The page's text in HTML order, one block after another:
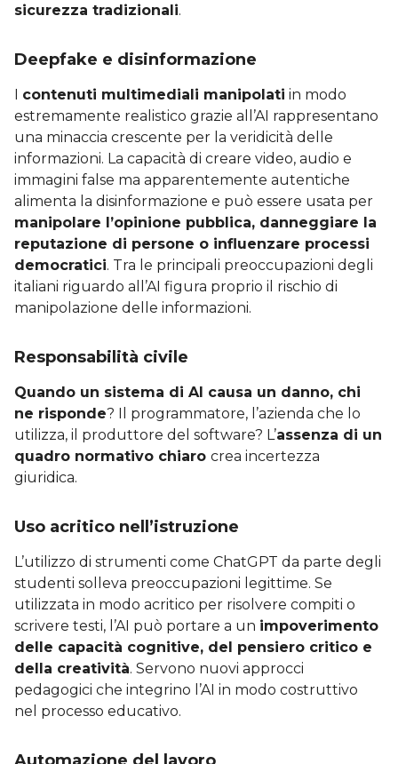
sicurezza tradizionali.
Deepfake e disinformazione
I contenuti multimediali manipolati in modo
estremamente realistico grazie all’AI rappresentano
una minaccia crescente per la veridicità delle
informazioni. La capacità di creare video, audio e
immagini false ma apparentemente autentiche
alimenta la disinformazione e può essere usata per
manipolare l’opinione pubblica, danneggiare la
reputazione di persone o influenzare processi
democratici. Tra le principali preoccupazioni degli
italiani riguardo all’AI figura proprio il rischio di
manipolazione delle informazioni.
Responsabilità civile
Quando un sistema di AI causa un danno, chi
ne risponde? Il programmatore, l’azienda che lo
utilizza, il produttore del software? L’assenza di un
quadro normativo chiaro crea incertezza
giuridica.
Uso acritico nell’istruzione
L’utilizzo di strumenti come ChatGPT da parte degli
studenti solleva preoccupazioni legittime. Se
utilizzata in modo acritico per risolvere compiti o
scrivere testi, l’AI può portare a un impoverimento
delle capacità cognitive, del pensiero critico e
della creatività. Servono nuovi approcci
pedagogici che integrino l’AI in modo costruttivo
nel processo educativo.